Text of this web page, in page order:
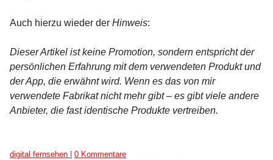
Auch hierzu wieder der Hinweis:
Dieser Artikel ist keine Promotion, sondern entspricht der
persönlichen Erfahrung mit dem verwendeten Produkt und
der App, die erwähnt wird. Wenn es das von mir
verwendete Fabrikat nicht mehr gibt – es gibt viele andere
Anbieter, die fast identische Produkte vertreiben.
Kategorien:
digital fernsehen
0 Kommentare